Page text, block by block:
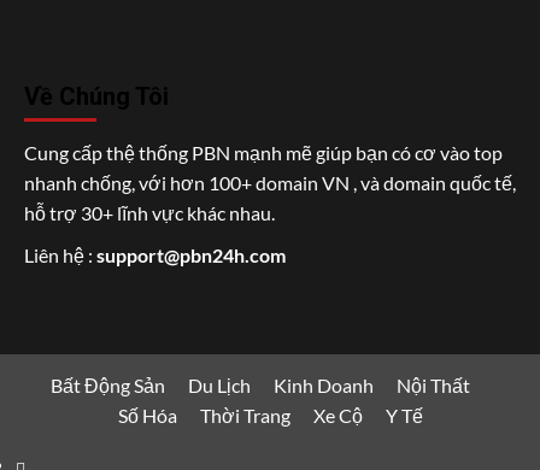
Về Chúng Tôi
Cung cấp thệ thống PBN mạnh mẽ giúp bạn có cơ vào top
nhanh chống, với hơn 100+ domain VN , và domain quốc tế,
hỗ trợ 30+ lĩnh vực khác nhau.
Liên hệ : support@pbn24h.com
Bất Động Sản Du Lịch Kinh Doanh
Nội Thất
Số Hóa
Thời Trang Xe Cộ Y Tế
Bất